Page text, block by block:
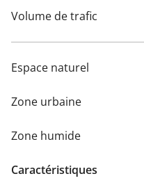
Volume de trafic
Espace naturel
Zone urbaine
Zone humide
Caractéristiques